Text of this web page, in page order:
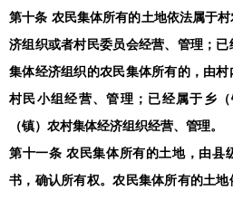
第十条 农民集体所有的土地依法属于
济组织或者村民委员会经营、管理；
集体经济组织的农民集体所有的，由
村民小组经营、管理；已经属于乡
（镇）农村集体经济组织经营、管理。
第十一条 农民集体所有的土地，由县
书，确认所有权。农民集体所有的土